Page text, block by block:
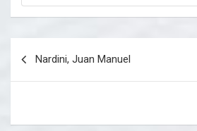
Nardini, Juan Manuel